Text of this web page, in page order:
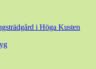
i Höga Kusten